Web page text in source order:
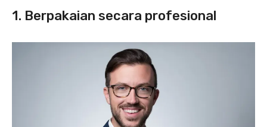
1. Berpakaian secara profesional